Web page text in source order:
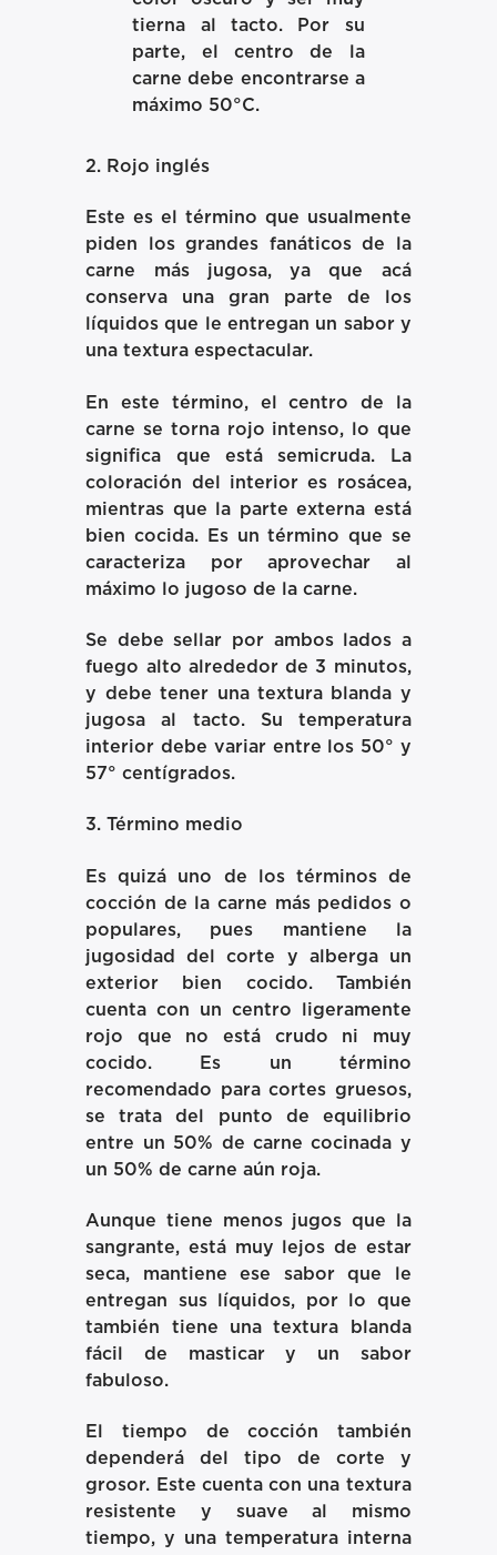
tierna al tacto. Por su
parte, el centro de la
carne debe encontrarse a
máximo 50°C.
2. Rojo inglés
Este es el término que usualmente
piden los grandes fanáticos de la
carne más jugosa, ya que acá
conserva una gran parte de los
líquidos que le entregan un sabor y
una textura espectacular.
En este término, el centro de la
carne se torna rojo intenso, lo que
significa que está semicruda. La
coloración del interior es rosácea,
mientras que la parte externa está
bien cocida. Es un término que se
caracteriza por aprovechar al
máximo lo jugoso de la carne.
Se debe sellar por ambos lados a
fuego alto alrededor de 3 minutos,
y debe tener una textura blanda y
jugosa al tacto. Su temperatura
interior debe variar entre los 50° y
57° centígrados.
3. Término medio
Es quizá uno de los términos de
cocción de la carne más pedidos o
populares, pues mantiene la
jugosidad del corte y alberga un
exterior bien cocido. También
cuenta con un centro ligeramente
rojo que no está crudo ni muy
cocido. Es un término
recomendado para cortes gruesos,
se trata del punto de equilibrio
entre un 50% de carne cocinada y
un 50% de carne aún roja.
Aunque tiene menos jugos que la
sangrante, está muy lejos de estar
seca, mantiene ese sabor que le
entregan sus líquidos, por lo que
también tiene una textura blanda
fácil de masticar y un sabor
fabuloso.
El tiempo de cocción también
dependerá del tipo de corte y
grosor. Este cuenta con una textura
resistente y suave al mismo
tiempo, y una temperatura interna